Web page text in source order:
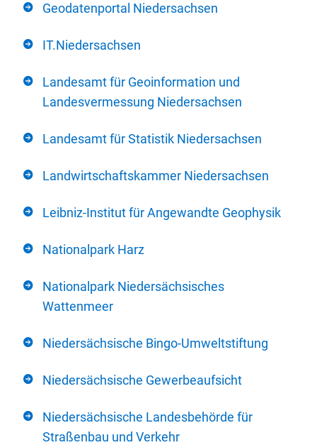
Geodatenportal Niedersachsen
IT.Niedersachsen
Landesamt für Geoinformation und
Landesvermessung Niedersachsen
Landesamt für Statistik Niedersachsen
Landwirtschaftskammer Niedersachsen
Leibniz-Institut für Angewandte Geophysik
Nationalpark Harz
Nationalpark Niedersächsisches
Wattenmeer
Niedersächsische Bingo-Umweltstiftung
Niedersächsische Gewerbeaufsicht
Niedersächsische Landesbehörde für
Straßenbau und Verkehr